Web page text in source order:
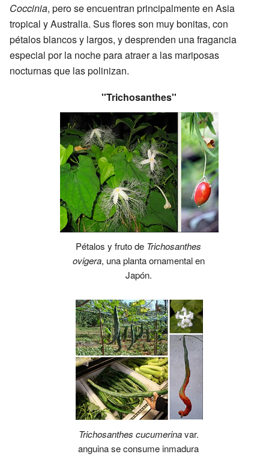
Coccinia, pero se encuentran principalmente en Asia
tropical y Australia. Sus flores son muy bonitas, con
pétalos blancos y largos, y desprenden una fragancia
especial por la noche para atraer a las mariposas
nocturnas que las polinizan.
''Trichosanthes''
Pétalos y fruto de Trichosanthes
ovigera, una planta ornamental en
Japón.
Trichosanthes cucumerinavar.
anguina se consume inmadura